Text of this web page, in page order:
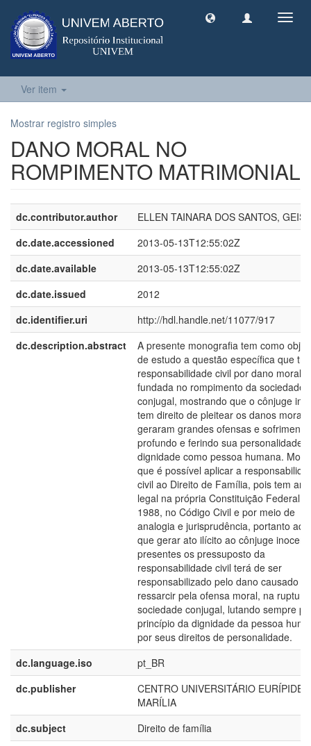
Ver item
Mostrar registro simples
DANO MORAL NO
ROMPIMENTO MATRIMONIAL
dc.contributor.author
ELLEN TAINARA DOS SANTOS, GEISE
dc.date.accessioned
2013-05-13T12:55:02Z
dc.date.available
2013-05-13T12:55:02Z
dc.date.issued
2012
dc.identifier.uri
http://hdl.handle.net/11077/917
dc.description.abstract
A presente monografia tem como
de estudo a questão específica que
responsabilidade civil por dano moral,
fundada no rompimento da sociedade
conjugal, mostrando que o cônjuge
tem direito de pleitear os danos
geraram grandes ofensas e sofrimento
profundo e ferindo sua personalidade,
dignidade como pessoa humana.
que é possível aplicar a
civil ao Direito de Família, pois tem
legal na própria Constituição Federal
1988, no Código Civil e por meio de
analogia e jurisprudência, portanto
que gerar ato ilícito ao cônjuge
presentes os pressuposto da
responsabilidade civil terá de ser
responsabilizado pelo dano causado e
ressarcir pela ofensa moral, na
sociedade conjugal, lutando sempre
princípio da dignidade da pessoa
por seus direitos de personalidade.
dc.language.iso
pt_BR
dc.publisher
CENTRO UNIVERSITÁRIO
MARÍLIA
dc.subject
Direito de família